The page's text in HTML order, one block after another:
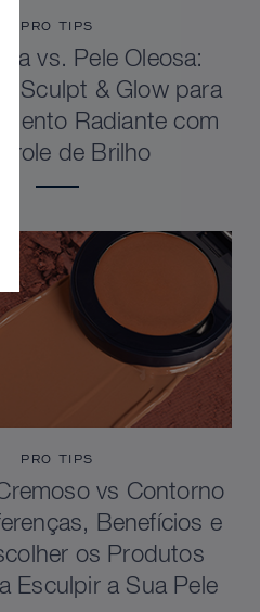
PRO TIPS
vs. Pele Oleosa:
Sculpt & Glow para
Radiante com
de Brilho
PRO TIPS
vs Contorno
Benefícios e
os Produtos
Esculpir a Sua Pele